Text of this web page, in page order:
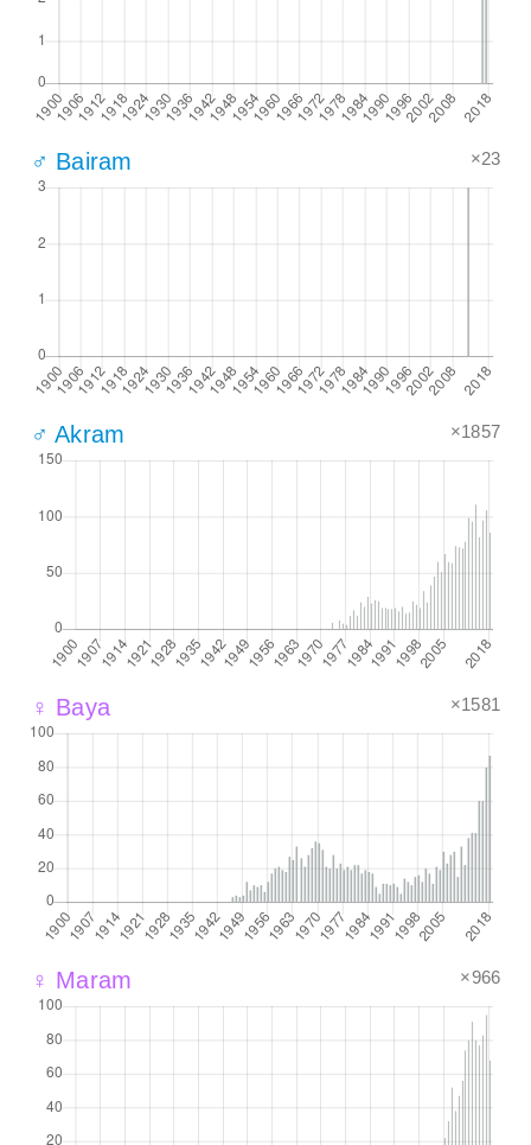
♂ Bairam ×23
♂ Akram ×1857
♀ Baya ×1581
♀ Maram ×966